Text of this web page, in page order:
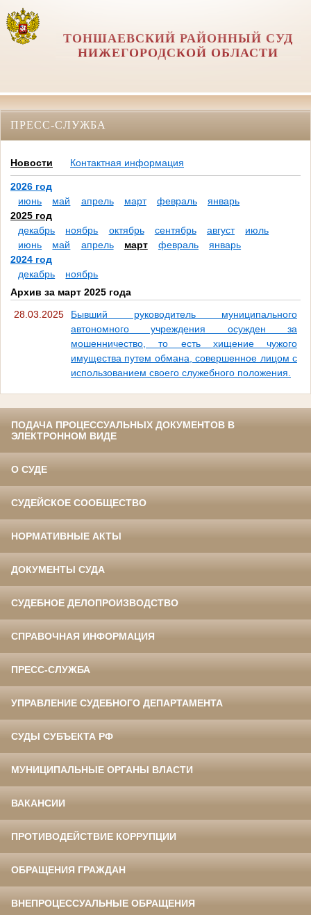
ТОНШАЕВСКИЙ РАЙОННЫЙ СУД
НИЖЕГОРОДСКОЙ ОБЛАСТИ
ПРЕСС-СЛУЖБА
Новости Контактная информация
2026 год
июнь
май апрель март февраль
январь
2025 год
декабрь
ноябрь октябрь сентябрь август
июль
июнь
май апрель март февраль
январь
2024 год
декабрь
ноябрь
Архив за март 2025 года
28.03.2025
Бывший руководитель муниципального
автономного учреждения осужден за
мошенничество, то есть хищение чужого
имущества путем обмана, совершенное лицом с
использованием своего служебного положения.
ПОДАЧА ПРОЦЕССУАЛЬНЫХ ДОКУМЕНТОВ В
ЭЛЕКТРОННОМ ВИДЕ
О СУДЕ
СУДЕЙСКОЕ СООБЩЕСТВО
НОРМАТИВНЫЕ АКТЫ
ДОКУМЕНТЫ СУДА
СУДЕБНОЕ ДЕЛОПРОИЗВОДСТВО
СПРАВОЧНАЯ ИНФОРМАЦИЯ
ПРЕСС-СЛУЖБА
УПРАВЛЕНИЕ СУДЕБНОГО ДЕПАРТАМЕНТА
СУДЫ СУБЪЕКТА РФ
МУНИЦИПАЛЬНЫЕ ОРГАНЫ ВЛАСТИ
ВАКАНСИИ
ПРОТИВОДЕЙСТВИЕ КОРРУПЦИИ
ОБРАЩЕНИЯ ГРАЖДАН
ВНЕПРОЦЕССУАЛЬНЫЕ ОБРАЩЕНИЯ